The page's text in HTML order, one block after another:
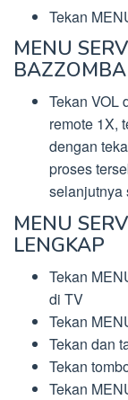
Tekan
MENU
Tekan VOL
remote 1X,
dengan
proses
selanjutnya
MENU
LENGKAP
Tekan
di TV
Tekan
Tekan dan
Tekan
Tekan